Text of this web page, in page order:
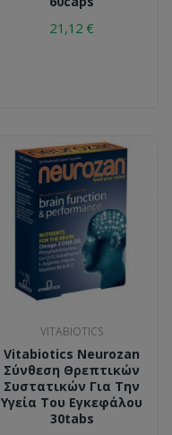
21,12 €
VITABIOTICS
Vitabiotics Neurozan
Σύνθεση Θρεπτικών
Συστατικών Για Την
Υγεία Του Εγκεφάλου
30tabs